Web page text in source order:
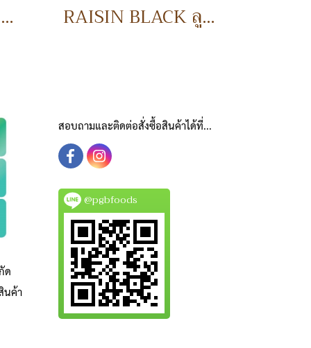
FLOSSY CHICKEN 1 KG. ไก่หยอง RAISIN BLACK ลูกเกดดำ
ด
นค้า
สอบถามและติดต่อสั่งซื้อสินค้าได้ที่...
@pgbfoods